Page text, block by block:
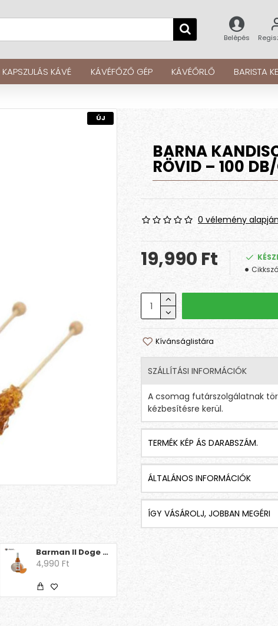
Belépés
KAPSZULÁS KÁVÉ KÁVÉFŐZŐ GÉP KÁVÉŐRLŐ BARISTA
ÚJ
Barman Il Doge - Pumpkin Spice 0.7l
4,990 Ft
BARNA
RÖVID – 100
0 vélemény
19,990 Ft
Kívánságlistára
SZÁLLÍTÁSI INFORMÁCIÓK
A csomag futárszolgálatnak
kézbesítésre kerül.
TERMÉK KÉP ÁS DARABSZÁM.
ÁLTALÁNOS INFORMÁCIÓK
ÍGY VÁSÁROLJ, JOBBAN MEGÉRI